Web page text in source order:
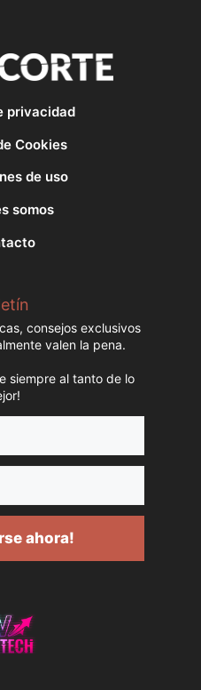
privacidad
Cookies
de uso
somos
consejos exclusivos
valen la pena.
siempre al tanto de lo
ahora!